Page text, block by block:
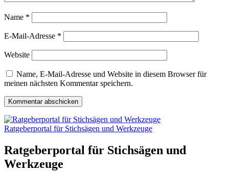
Name *
E-Mail-Adresse *
Website
Name, E-Mail-Adresse und Website in diesem Browser für
meinen nächsten Kommentar speichern.
Ratgeberportal für Stichsägen und Werkzeuge
Ratgeberportal für Stichsägen und
Werkzeuge